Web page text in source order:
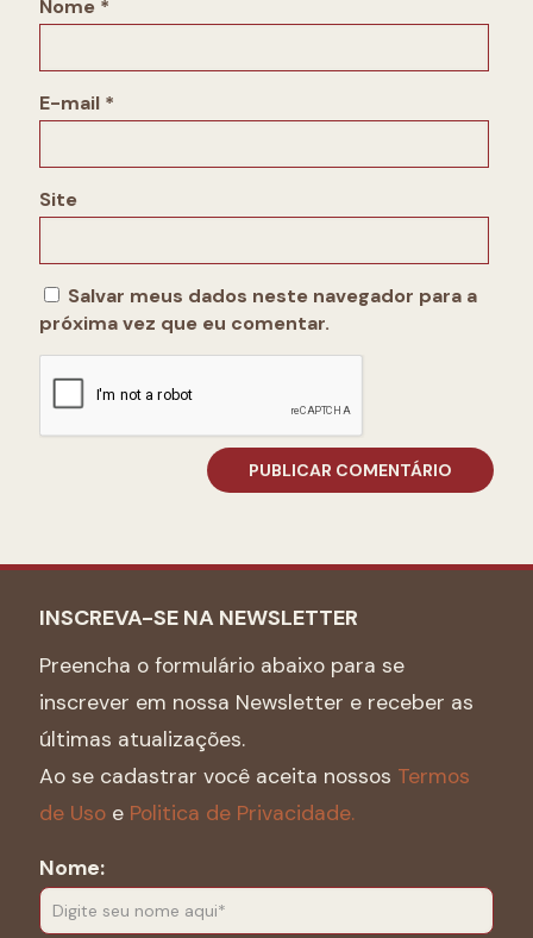
Nome *
E-mail *
Site
Salvar meus dados neste navegador para a
próxima vez que eu comentar.
INSCREVA-SE NA NEWSLETTER
Preencha o formulário abaixo para se
inscrever em nossa Newsletter e receber as
últimas atualizações.
Ao se cadastrar você aceita nossos Termos
de Uso e Politica de Privacidade.
Nome: